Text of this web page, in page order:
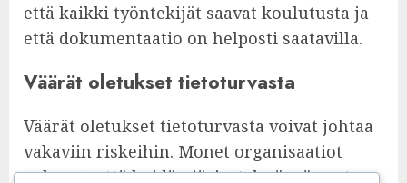
että kaikki työntekijät saavat koulutusta ja
että dokumentaatio on helposti saatavilla.
Väärät oletukset tietoturvasta
Väärät oletukset tietoturvasta voivat johtaa
vakaviin riskeihin. Monet organisaatiot
uskovat, että heidän järjestelmänsä ovat